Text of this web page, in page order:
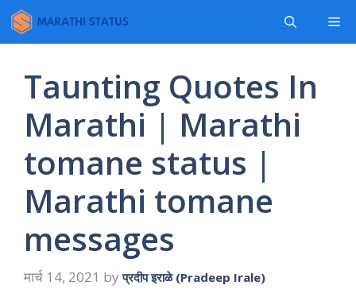
Skip
to
content
Taunting Quotes In
Marathi | Marathi
tomane status |
Marathi tomane
messages
मार्च 14, 2021 byप्रदीप इराळे (Pradeep Irale)